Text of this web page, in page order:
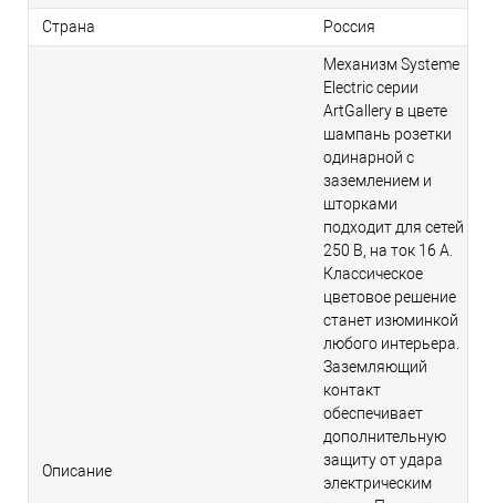
Страна Россия
Описание
Механизм Systeme
Electric серии
ArtGallery в цвете
шампань розетки
одинарной с
заземлением и
шторками
подходит для сетей
250 В, на ток 16 А.
Классическое
цветовое решение
станет изюминкой
любого интерьера.
Заземляющий
контакт
обеспечивает
дополнительную
защиту от удара
электрическим